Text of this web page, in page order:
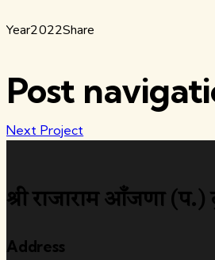
Year2022Share
Post
Next Project
श्री राजाराम आँजणा (प.)
Address